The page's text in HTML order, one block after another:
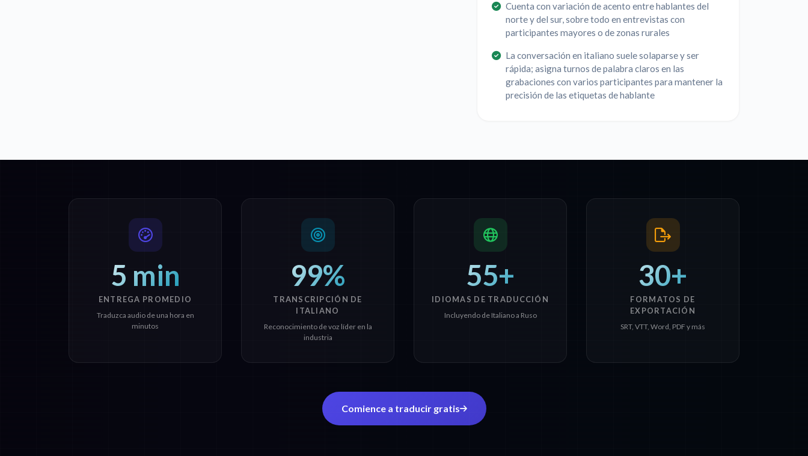
Cuenta con variación de acento entre hablantes del
norte y del sur, sobre todo en entrevistas con
participantes mayores o de zonas rurales
La conversación en italiano suele solaparse y ser
rápida; asigna turnos de palabra claros en las
grabaciones con varios participantes para mantener la
precisión de las etiquetas de hablante
5 min
ENTREGA PROMEDIO
Traduzca audio de una hora en
minutos
99%
TRANSCRIPCIÓN DE
ITALIANO
Reconocimiento de voz líder en la
industria
55+
IDIOMAS DE TRADUCCIÓN
Incluyendo de Italiano a Ruso
30+
FORMATOS DE
EXPORTACIÓN
SRT, VTT, Word, PDF y más
Comience a traducir gratis